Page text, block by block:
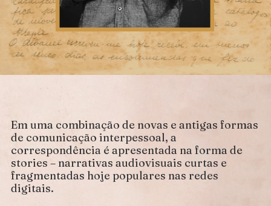
Em uma combinação de novas e antigas formas
de comunicação interpessoal, a
correspondência é apresentada na forma de
stories – narrativas audiovisuais curtas e
fragmentadas hoje populares nas redes
digitais.